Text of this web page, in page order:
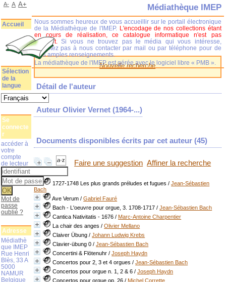
Nouvelle recherche
Détail de l'auteur
Auteur Olivier Vernet (1964-...)
Documents disponibles écrits par cet auteur (45)
Faire une suggestion Affiner la recherche
1727-1748 Les plus grands préludes et fugues /Jean-Sébastien
Bach
Ave Verum /Gabriel Fauré
Bach - L'oeuvre pour orgue, 3. 1708-1717 /Jean-Sébastien Bach
Cantica Nativitatis - 1676 /Marc-Antoine Charpentier
La chair des anges /Olivier Mellano
Claiver Übung /Johann Ludwig Krebs
Clavier-übung 0 /Jean-Sébastien Bach
Concertini & Flötenuhr /Joseph Haydn
Concertos pour 2, 3 et 4 orgues /Jean-Sébastien Bach
Concertos pour orgue n. 1, 2 & 6 /Joseph Haydn
Concertos pour orgue op. 26 /Michel Corrette
Médiathèque IMEP
Nous sommes heureux de vous accueillir sur le portail électronique
de la Médiathèque de l'IMEP. L'encodage de nos collections étant
en cours de réalisation, ce catalogue informatique n'est pas
complet.
Si vous ne trouvez pas le média qui vous intéresse,
n'hésitez pas à nous contacter par mail ou par téléphone pour de
plus amples renseignements.
La médiathèque de l'IMEP est gérée avec le logiciel libre « PMB ».
A- A A+
Accueil
Sélection
de la
langue
Se
connecte
r
accéder à
votre
compte
de lecteur
Mot de
passe
oublié ?
Adresse
Médiathè
que IMEP
Rue Henri
Blès, 33 A
5000
NAMUR
Belgique